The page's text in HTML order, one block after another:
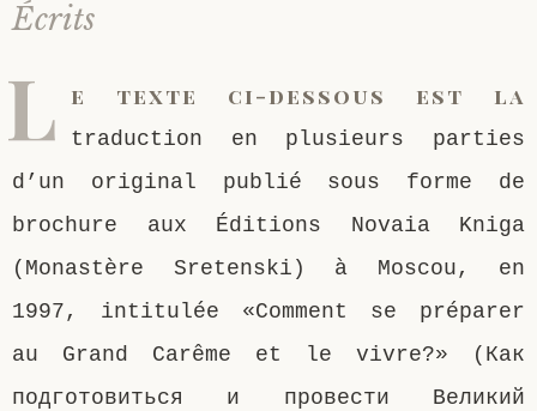
Père Héliodore
Écrits
L e texte ci-dessous est la
traduction en plusieurs parties
d’un original publié sous forme de
brochure aux Éditions Novaia Kniga
(Monastère Sretenski) à Moscou, en
1997, intitulée «Comment se préparer
au Grand Carême et le vivre?» (Как
подготовиться и провести Великий